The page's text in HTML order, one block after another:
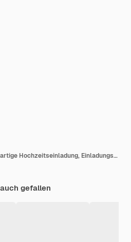
Minimalistische einzigartige Hochzeitseinladung, Einladungsvorlage, editierbare Einladung, digitale Einladung
gefallen